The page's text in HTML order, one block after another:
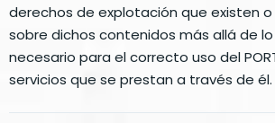
derechos de explotación que existen
sobre dichos contenidos más allá de
necesario para el correcto uso del
servicios que se prestan a través de él.